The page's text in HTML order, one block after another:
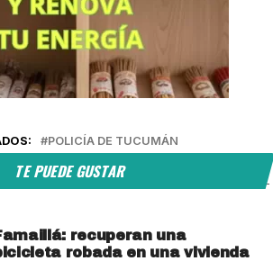
POLICÍA DE TUCUMÁN
TE PUEDE GUSTAR
recuperan una
robada en una vivienda